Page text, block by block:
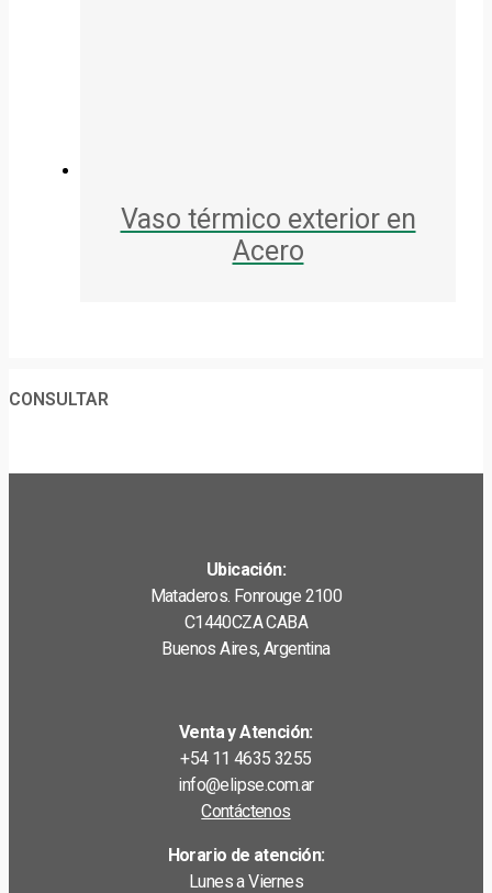
Vaso térmico exterior en
Acero
CONSULTAR
Ubicación:
Mataderos. Fonrouge 2100
C1440CZA CABA
Buenos Aires, Argentina
Venta y Atención:
+54 11 4635 3255
info@elipse.com.ar
Contáctenos
Horario de atención:
Lunes a Viernes